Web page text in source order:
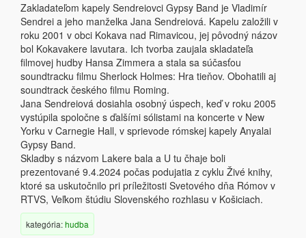
Zakladateľom kapely Sendreiovci Gypsy Band je Vladimír
Sendrei a jeho manželka Jana Sendreiová. Kapelu založili v
roku 2001 v obci Kokava nad Rimavicou, jej pôvodný názov
bol Kokavakere lavutara. Ich tvorba zaujala skladateľa
filmovej hudby Hansa Zimmera a stala sa súčasťou
soundtracku filmu Sherlock Holmes: Hra tieňov. Obohatili aj
soundtrack českého filmu Roming.
Jana Sendreiová dosiahla osobný úspech, keď v roku 2005
vystúpila spoločne s ďalšími sólistami na koncerte v New
Yorku v Carnegie Hall, v sprievode rómskej kapely Anyalai
Gypsy Band.
Skladby s názvom Lakere bala a U tu čhaje boli
prezentované 9.4.2024 počas podujatia z cyklu Živé knihy,
ktoré sa uskutočnilo pri príležitosti Svetového dňa Rómov v
RTVS, Veľkom štúdiu Slovenského rozhlasu v Košiciach.
kategória:hudba